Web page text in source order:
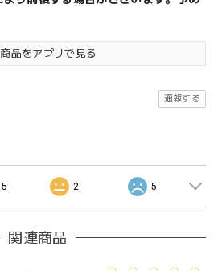
品をアプリで見る
通報する
2 5
関連商品